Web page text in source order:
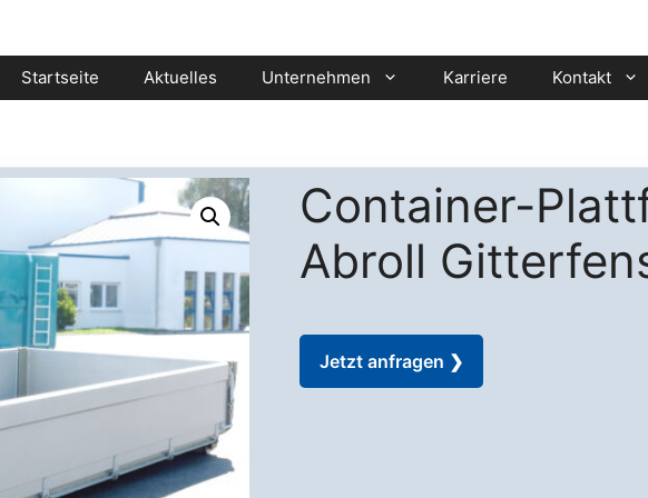
Startseite Aktuelles Unternehmen Karriere Kontakt
Container-
Abroll
Jetzt anfragen ❯